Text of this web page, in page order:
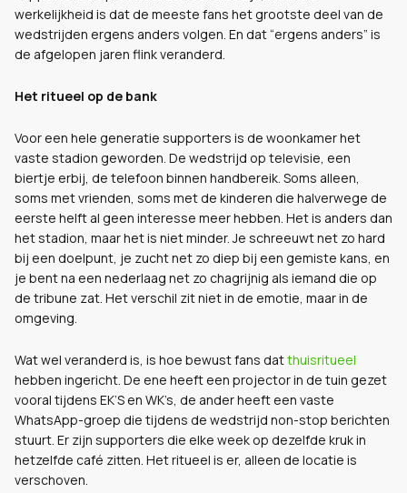
werkelijkheid is dat de meeste fans het grootste deel van de
wedstrijden ergens anders volgen. En dat “ergens anders” is
de afgelopen jaren flink veranderd.
Het ritueel op de bank
Voor een hele generatie supporters is de woonkamer het
vaste stadion geworden. De wedstrijd op televisie, een
biertje erbij, de telefoon binnen handbereik. Soms alleen,
soms met vrienden, soms met de kinderen die halverwege de
eerste helft al geen interesse meer hebben. Het is anders dan
het stadion, maar het is niet minder. Je schreeuwt net zo hard
bij een doelpunt, je zucht net zo diep bij een gemiste kans, en
je bent na een nederlaag net zo chagrijnig als iemand die op
de tribune zat. Het verschil zit niet in de emotie, maar in de
omgeving.
Wat wel veranderd is, is hoe bewust fans datthuisritueel
hebben ingericht. De ene heeft een projector in de tuin gezet
vooral tijdens EK’S en WK’s, de ander heeft een vaste
WhatsApp-groep die tijdens de wedstrijd non-stop berichten
stuurt. Er zijn supporters die elke week op dezelfde kruk in
hetzelfde café zitten. Het ritueel is er, alleen de locatie is
verschoven.